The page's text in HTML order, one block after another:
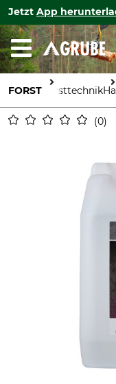
Jetzt App
FORST Forsttechnik
0